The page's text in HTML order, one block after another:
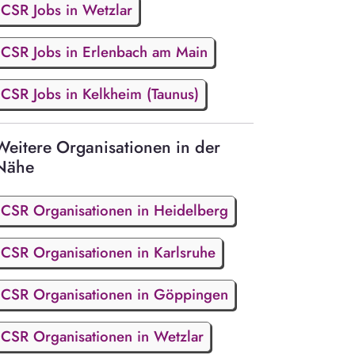
CSR Jobs in Wetzlar
CSR Jobs in Erlenbach am Main
CSR Jobs in Kelkheim (Taunus)
Organisationen in der
CSR Organisationen in Heidelberg
CSR Organisationen in Karlsruhe
CSR Organisationen in Göppingen
CSR Organisationen in Wetzlar